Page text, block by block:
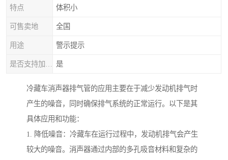
特点 体积小
可售卖地 全国
用途 警示提示
是
冷藏车消声器排气管的应用主要在于减少发动机排气时
产生的噪音，同时确保排气系统的正常运行。以下是其
具体应用和功能：
1. 降低噪音：冷藏车在运行过程中，发动机排气会产生
较大的噪音。消声器通过内部的多孔吸音材料和复杂的